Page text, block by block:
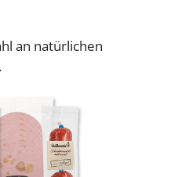
an natürlichen